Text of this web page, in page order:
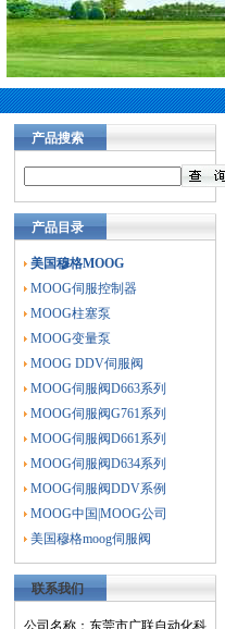
产品搜索
产品目录
美国穆格MOOG
MOOG伺服控制器
MOOG柱塞泵
MOOG变量泵
MOOG DDV伺服阀
MOOG伺服阀D663系列
MOOG伺服阀G761系列
MOOG伺服阀D661系列
MOOG伺服阀D634系列
MOOG伺服阀DDV系例
MOOG中国|MOOG公司
美国穆格moog伺服阀
联系我们
公司名称：东莞市广联自动化科